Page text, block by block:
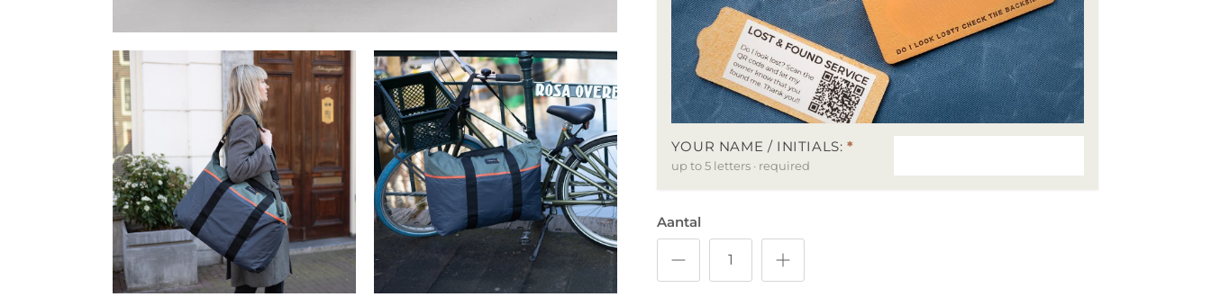
YOUR NAME / INITIALS:*
up to 5 letters · required
Aantal